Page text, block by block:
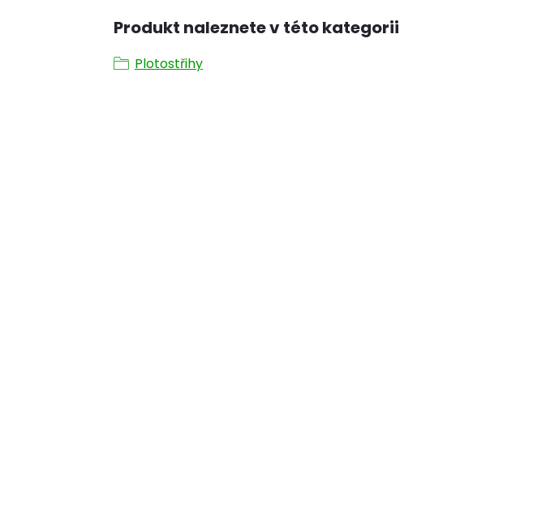
Produkt naleznete v této kategorii
Plotostřihy